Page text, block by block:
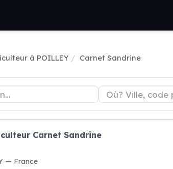
à POILLEY Carnet Sandrine
Carnet Sandrine
— France